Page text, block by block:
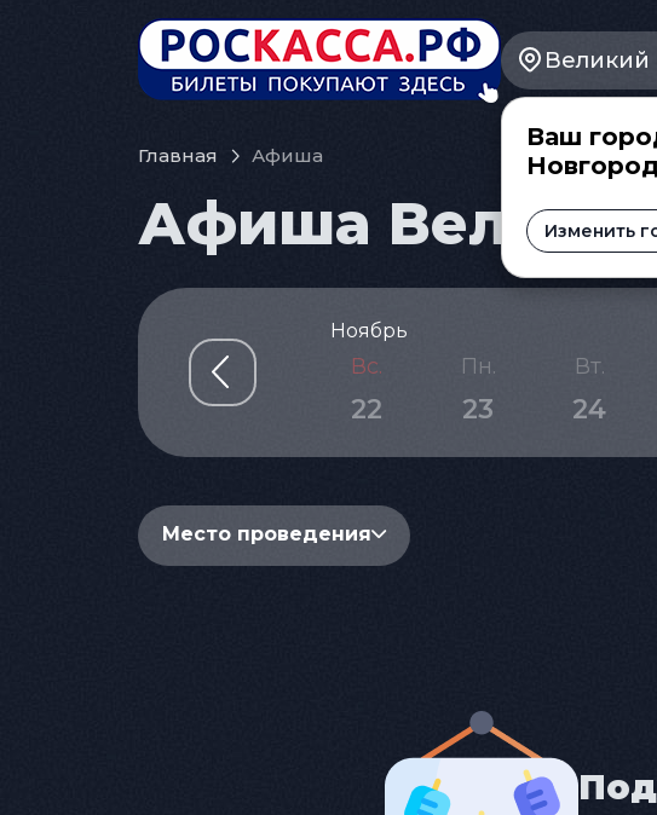
Великий
Ваш
Изменить
Главная Афиша
Афиша
Ноябрь
20
Сб.
21
Вс.
22
Пн.
23
Вт.
24
Место проведения